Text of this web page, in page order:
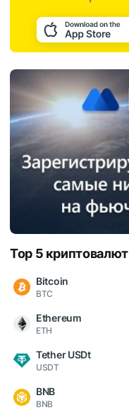
Top 5 криптовалют
Bitcoin
BTC
Ethereum
ETH
Tether USDt
USDT
BNB
BNB